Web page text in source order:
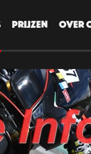
PRIJZEN OVER